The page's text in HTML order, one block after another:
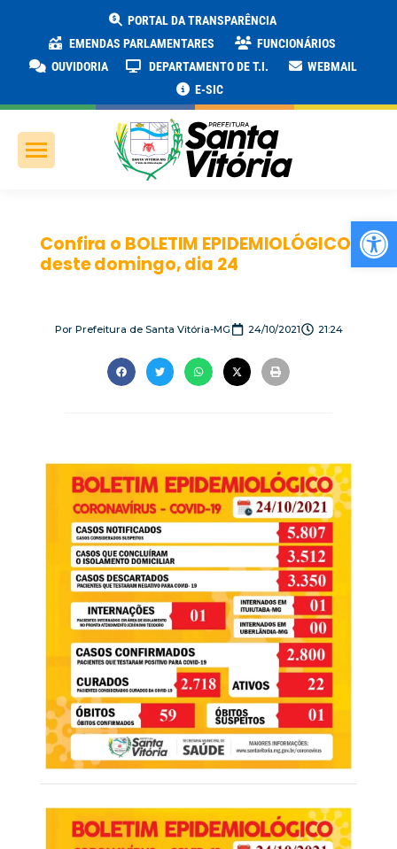
PORTAL DA TRANSPARÊNCIA
EMENDAS PARLAMENTARES
FUNCIONÁRIOS
OUVIDORIA
DEPARTAMENTO DE T.I.
WEBMAIL
E-SIC
Confira o BOLETIM EPIDEMIOLÓGICO
deste domingo, dia 24
PorPrefeitura de Santa Vitória-MG 24/10/2021 21:24